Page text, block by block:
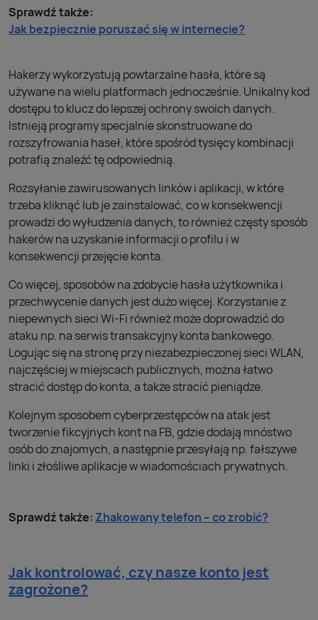
Sprawdź także:
Jak bezpiecznie poruszać się w internecie?
Hakerzy wykorzystują powtarzalne hasła, które są
używane na wielu platformach jednocześnie. Unikalny kod
dostępu to klucz do lepszej ochrony swoich danych.
Istnieją programy specjalnie skonstruowane do
rozszyfrowania haseł, które spośród tysięcy kombinacji
potrafią znaleźć tę odpowiednią.
Rozsyłanie zawirusowanych linków i aplikacji, w które
trzeba kliknąć lub je zainstalować, co w konsekwencji
prowadzi do wyłudzenia danych, to również częsty sposób
hakerów na uzyskanie informacji o profilu i w
konsekwencji przejęcie konta.
Co więcej, sposobów na zdobycie hasła użytkownika i
przechwycenie danych jest dużo więcej. Korzystanie z
niepewnych sieci Wi-Fi również może doprowadzić do
ataku np. na serwis transakcyjny konta bankowego.
Logując się na stronę przy niezabezpieczonej sieci WLAN,
najczęściej w miejscach publicznych, można łatwo
stracić dostęp do konta, a także stracić pieniądze.
Kolejnym sposobem cyberprzestępców na atak jest
tworzenie fikcyjnych kont na FB, gdzie dodają mnóstwo
osób do znajomych, a następnie przesyłają np. fałszywe
linki i złośliwe aplikacje w wiadomościach prywatnych.
Sprawdź także: Zhakowany telefon – co zrobić?
Jak kontrolować, czy nasze konto jest
zagrożone?